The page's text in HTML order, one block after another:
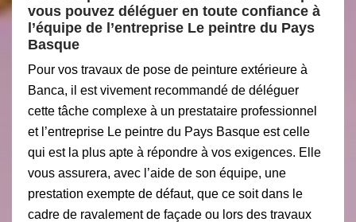
vous pouvez déléguer en toute confiance à
l’équipe de l’entreprise Le peintre du Pays
Basque
Pour vos travaux de pose de peinture extérieure à
Banca, il est vivement recommandé de déléguer
cette tâche complexe à un prestataire professionnel
et l’entreprise Le peintre du Pays Basque est celle
qui est la plus apte à répondre à vos exigences. Elle
vous assurera, avec l’aide de son équipe, une
prestation exempte de défaut, que ce soit dans le
cadre de ravalement de façade ou lors des travaux